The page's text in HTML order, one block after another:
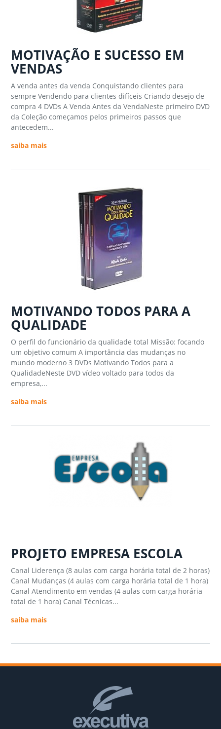
MOTIVAÇÃO E SUCESSO EM
VENDAS
A venda antes da venda Conquistando clientes para
sempre Vendendo para clientes difíceis Criando desejo de
compra 4 DVDs A Venda Antes da VendaNeste primeiro DVD
da Coleção começamos pelos primeiros passos que
antecedem...
saiba mais
MOTIVANDO TODOS PARA A
QUALIDADE
O perfil do funcionário da qualidade total Missão: focando
um objetivo comum A importância das mudanças no
mundo moderno 3 DVDs Motivando Todos para a
QualidadeNeste DVD vídeo voltado para todos da
empresa,...
saiba mais
PROJETO EMPRESA ESCOLA
Canal Liderença (8 aulas com carga horária total de 2 horas)
Canal Mudanças (4 aulas com carga horária total de 1 hora)
Canal Atendimento em vendas (4 aulas com carga horária
total de 1 hora) Canal Técnicas...
saiba mais